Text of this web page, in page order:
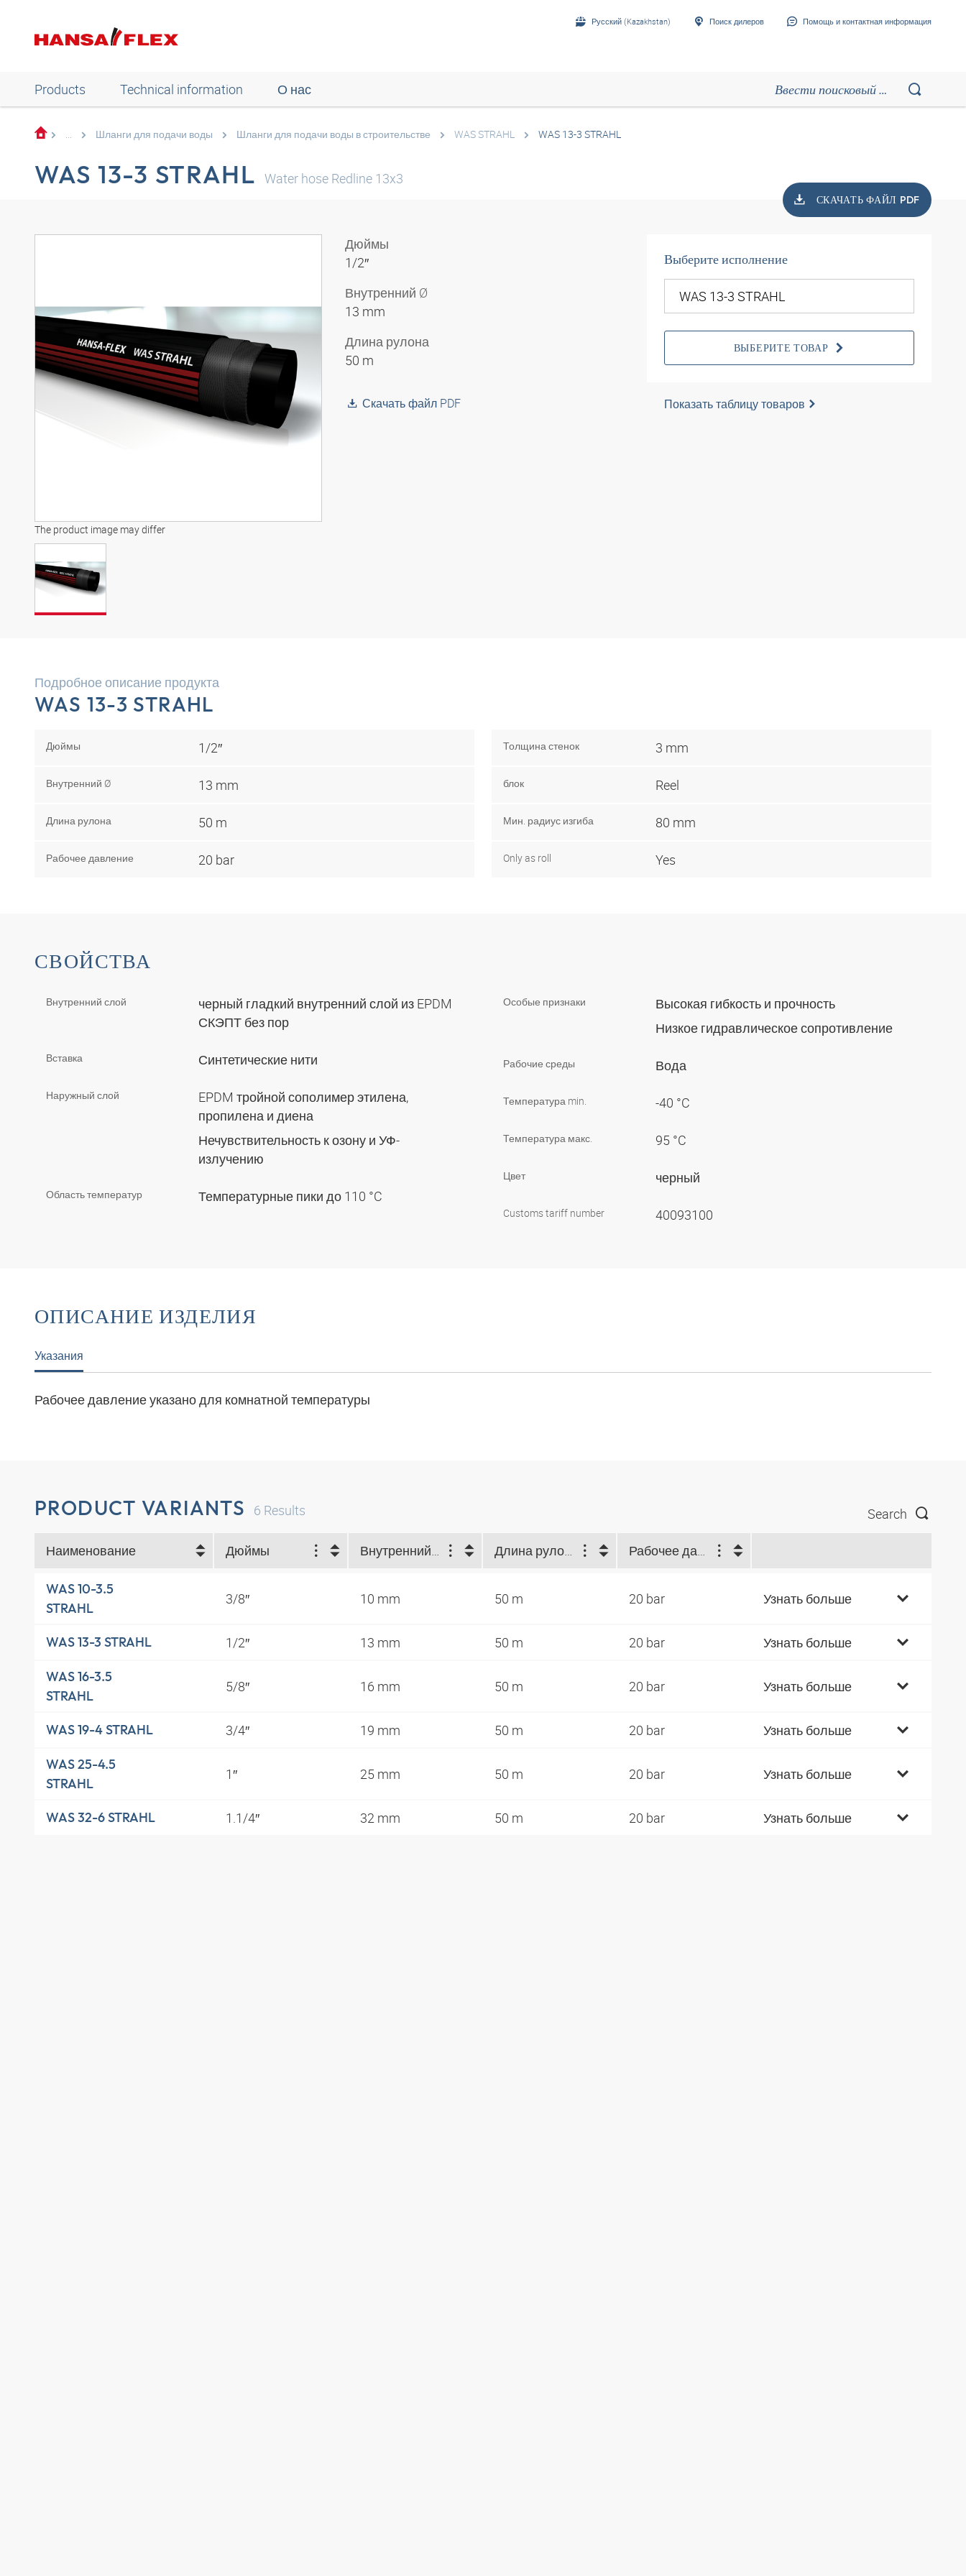
Русский (Kazakhstan) Поиск дилеров Помощь и контактная информация
Products Technical information О нас
... Шланги для подачи воды Шланги для подачи воды в строительстве WAS STRAHL WAS 13-3 STRAHL
WAS 13-3 STRAHL Water hose Redline 13x3
СКАЧАТЬ ФАЙЛ PDF
The product image may differ
Дюймы
1/2″
Внутренний Ø
13 mm
Длина рулона
50 m
Скачать файл PDF
Выберите исполнение
ВЫБЕРИТЕ ТОВАР
Показать таблицу товаров
Подробное описание продукта
WAS 13-3 STRAHL
Дюймы 1/2″
Внутренний Ø 13 mm
Длина рулона 50 m
Рабочее давление 20 bar
Толщина стенок 3 mm
блок Reel
Мин. радиус изгиба 80 mm
Only as roll Yes
СВОЙСТВА
Внутренний слой
черный гладкий внутренний слой из EPDM
СКЭПТ без пор
Вставка Синтетические нити
Наружный слой
EPDM тройной сополимер этилена,
пропилена и диена
Нечувствительность к озону и УФ-
излучению
Область температур Температурные пики до 110 °C
Особые признаки
Высокая гибкость и прочность
Низкое гидравлическое сопротивление
Рабочие среды Вода
Температура min. -40 °C
Температура макс. 95 °C
Цвет черный
Customs tariff number 40093100
ОПИСАНИЕ ИЗДЕЛИЯ
Указания
Рабочее давление указано для комнатной температуры
PRODUCT VARIANTS 6 Results Search
Наименование Дюймы Внутренний Ø (mm) Длина рулона (m) Рабочее давление (bar)
WAS 10-3.5
STRAHL
3/8″ 10 mm 50 m 20 bar Узнать больше
WAS 13-3 STRAHL 1/2″ 13 mm 50 m 20 bar Узнать больше
WAS 16-3.5
STRAHL
5/8″ 16 mm 50 m 20 bar Узнать больше
WAS 19-4 STRAHL 3/4″ 19 mm 50 m 20 bar Узнать больше
WAS 25-4.5
STRAHL
1″ 25 mm 50 m 20 bar Узнать больше
WAS 32-6 STRAHL 1.1/4″ 32 mm 50 m 20 bar Узнать больше